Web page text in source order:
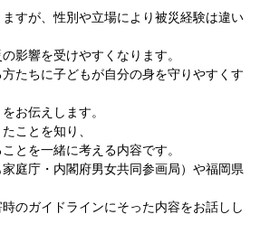
すが、性別や立場により被災経験は違い
影響を受けやすくなります。
たちに子どもが自分の身を守りやすくす
お伝えします。
ことを知り、
とを一緒に考える内容です。
庭庁・内閣府男女共同参画局）や福岡県
のガイドラインにそった内容をお話しし